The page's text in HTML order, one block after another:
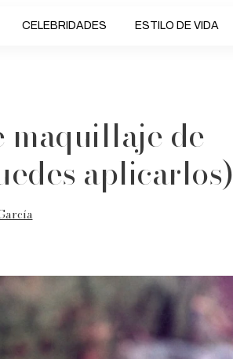
CELEBRIDADES ESTILO DE VIDA
maquillaje de
aplicarlos)